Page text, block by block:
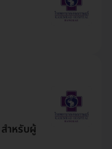
ำหรับผู้